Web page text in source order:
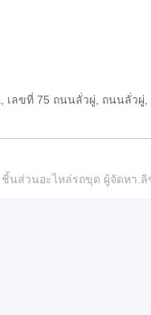
เลขที่ 75 ถนนลั่วผู่, ถนนลั่ว
ส่วนอะไหล่รถขุด ผู้จัดหา.ลิข